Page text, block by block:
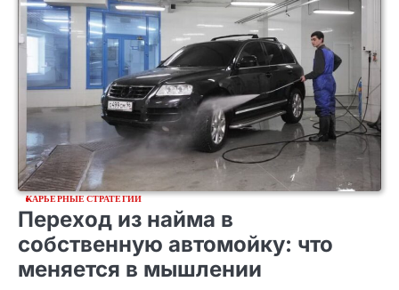
КАРЬЕРНЫЕ СТРАТЕГИИ
Переход из найма в
собственную автомойку: что
меняется в мышлении